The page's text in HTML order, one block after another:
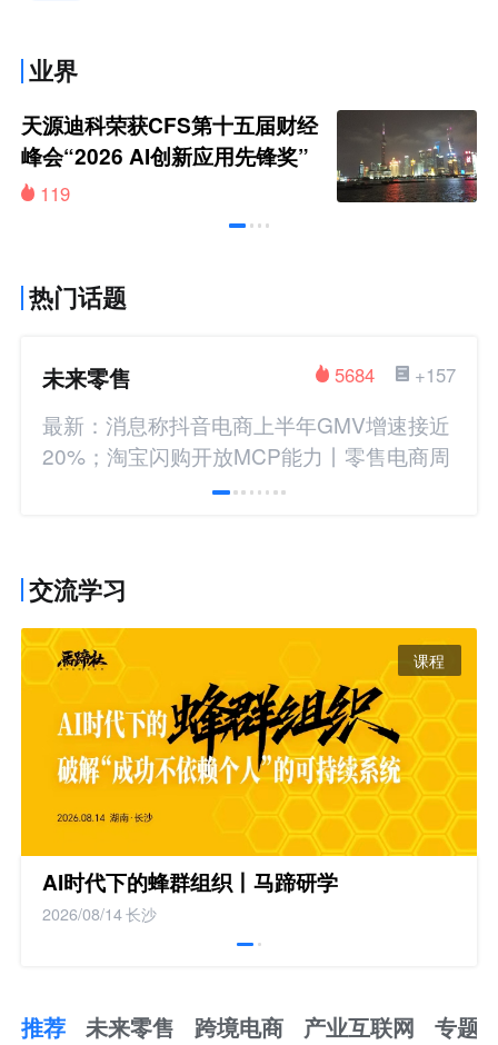
业界
天源迪科荣获CFS第十五届财经
峰会“2026 AI创新应用先锋奖”
119
热门话题
未来零售 +157
5684
最新：消息称抖音电商上半年GMV增速接近
20%；淘宝闪购开放MCP能力丨零售电商周
交流学习
课程
AI时代下的蜂群组织丨马蹄研学
2026/08/14长沙
推荐 未来零售 跨境电商 产业互联网 专题